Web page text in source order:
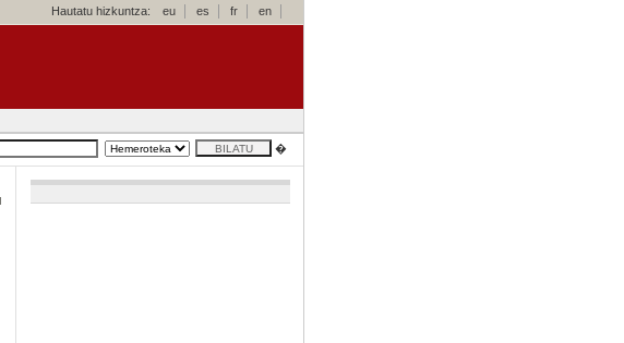
Hautatu hizkuntza: eu es fr en
�